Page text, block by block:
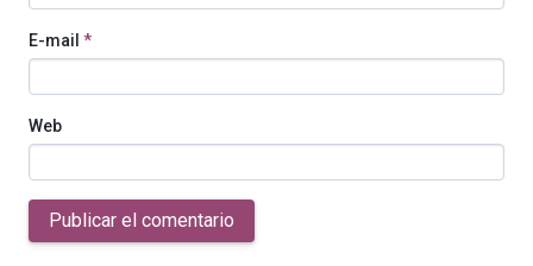
E-mail *
Web
Publicar el comentario